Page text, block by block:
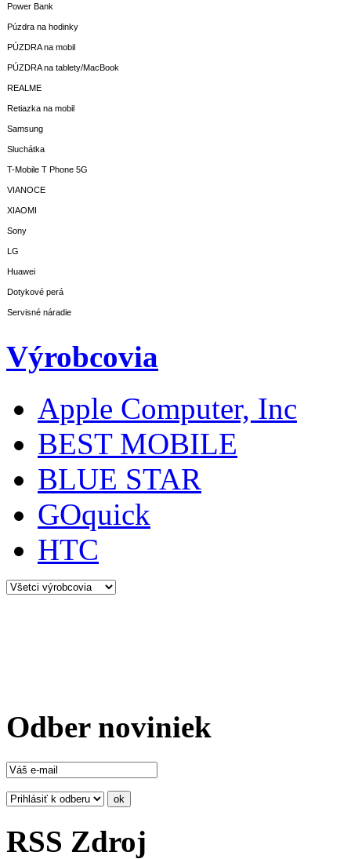
Power Bank
Púzdra na hodinky
PÚZDRA na mobil
PÚZDRA na tablety/MacBook
REALME
Retiazka na mobil
Samsung
Sluchátka
T-Mobile T Phone 5G
VIANOCE
XIAOMI
Sony
LG
Huawei
Dotykové perá
Servisné náradie
Výrobcovia
Apple Computer, Inc
BEST MOBILE
BLUE STAR
GOquick
HTC
Odber noviniek
RSS Zdroj